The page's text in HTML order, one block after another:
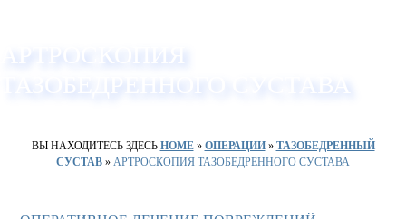
АРТРОСКОПИЯ
ТАЗОБЕДРЕННОГО СУСТАВА
ВЫ НАХОДИТЕСЬ ЗДЕСЬ HOME» ОПЕРАЦИИ» ТАЗОБЕДРЕННЫЙ
СУСТАВ » АРТРОСКОПИЯ ТАЗОБЕДРЕННОГО СУСТАВА